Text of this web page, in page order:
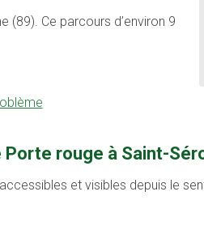
(89). Ce parcours d’environ 9
rouge à Saint-
et visibles depuis le